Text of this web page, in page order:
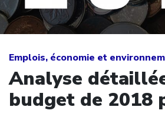
Emplois, économie et
Analyse
budget de 2018